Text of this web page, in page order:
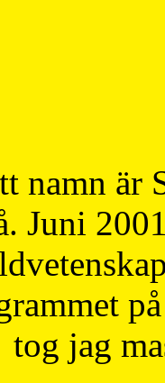
namn är
Juni
tog jag